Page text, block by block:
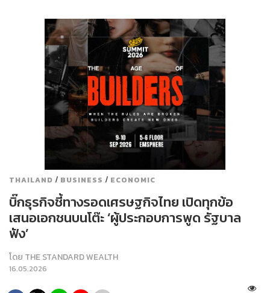
THAILAND / BUSINESS / ECONOMIC
บิ๊กธุรกิจชี้ทางรอดเศรษฐกิจไทย เปิดทุกข้อ
เสนอเอกชนบนโต๊ะ ‘ผู้ประกอบการพูด รัฐบาล
ฟัง’
โดย THE STANDARD WEALTH
16.05.2026